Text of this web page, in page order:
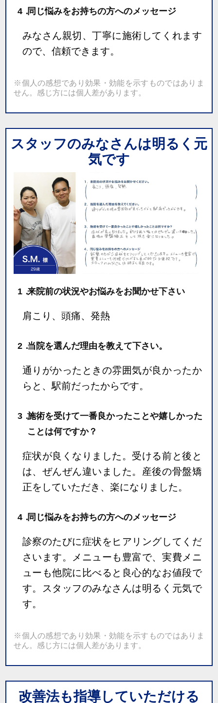
4．同じ悩みをお持ちの方へのメッセージ
みなさん親切、丁寧に施術してくれます
ので、信頼できます。
※個人の感想であり効果・効能を示すものではありま
せん。感じ方には個人差があります。
スタッフのみなさんは明るく元
気です
1．来院前の状況やお悩みをお聞かせ下さい
肩こり、頭痛、発熱
2．当院を選んだ理由を教えて下さい。
通りがかったときの雰囲気が良かったか
らと、駅前だったからです。
3．施術を受けて一番良かったことや嬉しかった
ことは何ですか？
症状が良くなりました。受ける前と後と
は、ぜんぜん違いました。産後の骨盤矯
正をしていただき、楽になりました。
4．同じ悩みをお持ちの方へのメッセージ
診察のたびに症状をヒアリングしてくだ
さいます。メニューも豊富で、実費メニ
ューも他院に比べると良心的なお値段で
す。スタッフのみなさんは明るく元気で
す。
※個人の感想であり効果・効能を示すものではありま
せん。感じ方には個人差があります。
改善法も指導していただける